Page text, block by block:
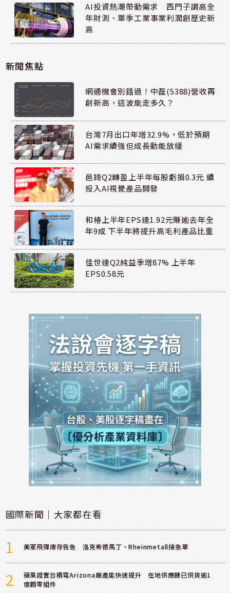
AI投資熱潮帶動需求 西門子調高全
年財測、單季工業事業利潤創歷史新
高
新聞焦點
網通機會別錯過！中磊(5388)營收再
創新高，這波能走多久？
台灣7月出口年增32.9%，低於預期
AI需求續強但成長動能放緩
邑錡Q2轉盈上半年每股虧損0.3元 續
投入AI視覺產品開發
和椿上半年EPS達1.92元賺逾去年全
年9成 下半年將提升高毛利產品比重
佳世達Q2純益季增87% 上半年
EPS0.58元
國際新聞｜大家都在看
1 美軍飛彈庫存告急 洛克希德馬丁、Rheinmetall接急單
2
蘋果證實台積電Arizona廠產能快速提升 在地供應鏈已供貨逾1
億顆零組件